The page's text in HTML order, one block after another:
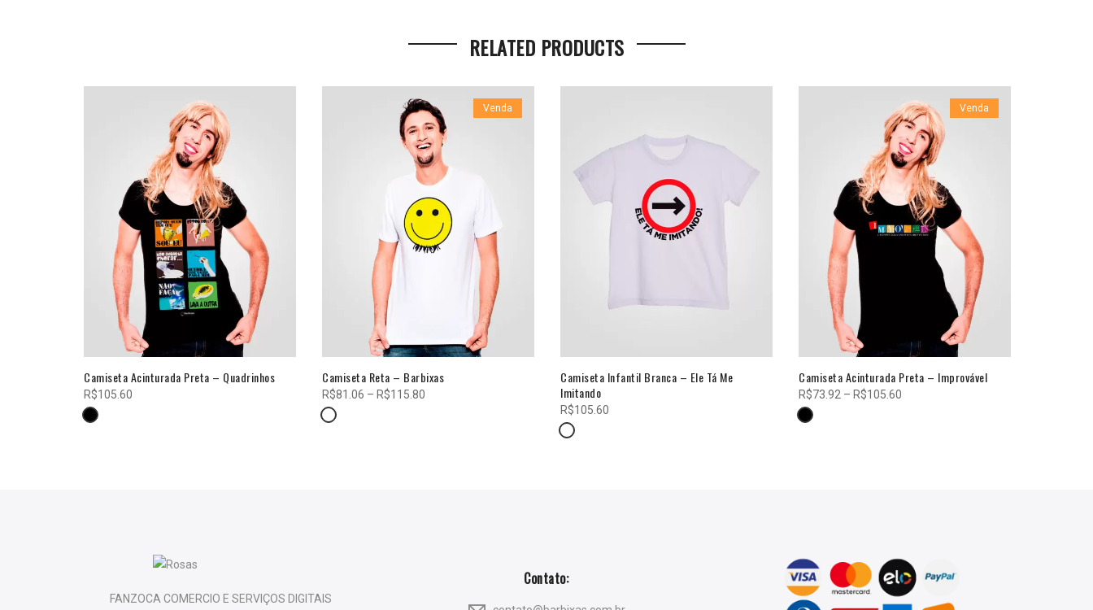
RELATED PRODUCTS
Camiseta Acinturada Preta – Quadrinhos
R$105.60
Venda
Camiseta Reta – Barbixas
R$81.06 – R$115.80
Camiseta Infantil Branca – Ele Tá Me
Imitando
R$105.60
Venda
Camiseta Acinturada Preta – Improvável
R$73.92 – R$105.60
FANZOCA COMERCIO E SERVIÇOS DIGITAIS
Contato: